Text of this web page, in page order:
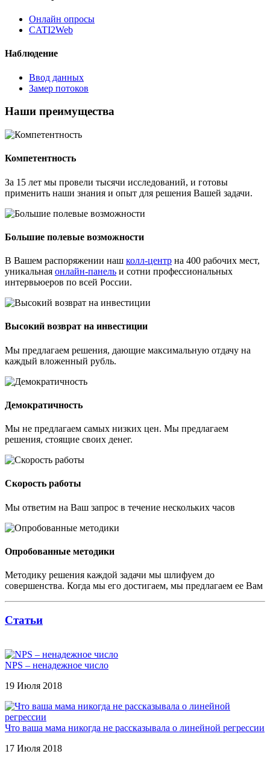
Онлайн опросы
CATI2Web
Наблюдение
Ввод данных
Замер потоков
Наши преимущества
Компетентность
За 15 лет мы провели тысячи исследований, и готовы
применить наши знания и опыт для решения Вашей задачи.
Большие полевые возможности
В Вашем распоряжении наш колл-центр на 400 рабочих мест,
уникальная онлайн-панель и сотни профессиональных
интервьюеров по всей России.
Высокий возврат на инвестиции
Мы предлагаем решения, дающие максимальную отдачу на
каждый вложенный рубль.
Демократичность
Мы не предлагаем самых низких цен. Мы предлагаем
решения, стоящие своих денег.
Скорость работы
Мы ответим на Ваш запрос в течение нескольких часов
Опробованные методики
Методику решения каждой задачи мы шлифуем до
совершенства. Когда мы его достигаем, мы предлагаем ее Вам
Статьи
NPS – ненадежное число
19 Июля 2018
Что ваша мама никогда не рассказывала о линейной регрессии
17 Июля 2018